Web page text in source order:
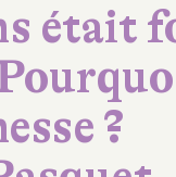
était
?